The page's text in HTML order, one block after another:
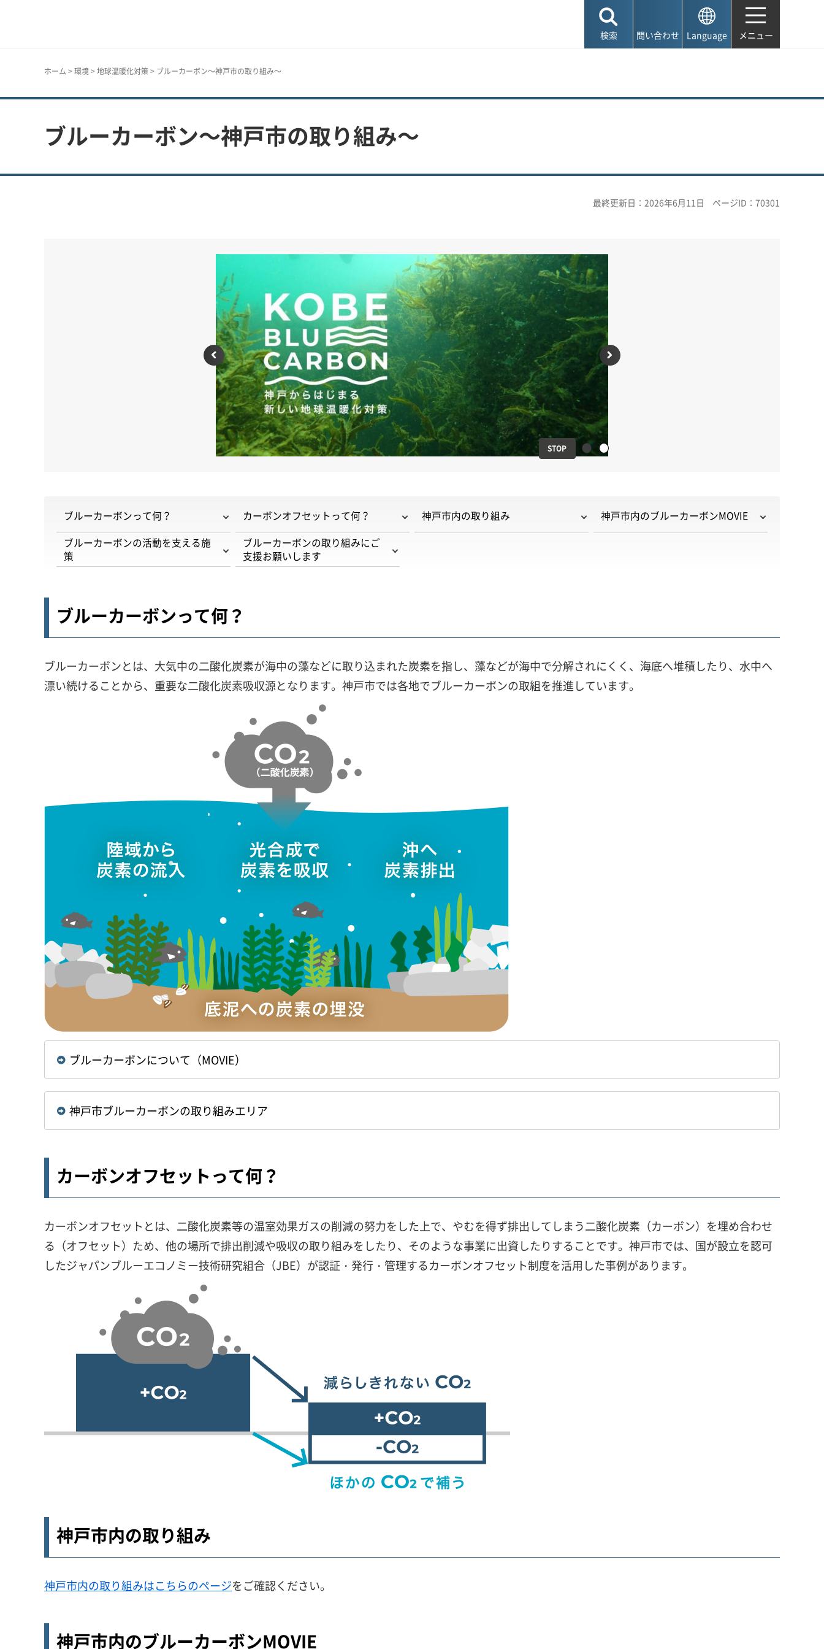
検索 問い合わせ Language メニュー
ホーム > 環境> 地球温暖化対策> ブルーカーボン～神戸市の取り組み～
ブルーカーボン～神戸市の取り組み～
最終更新日：2026年6月11日 ページID：70301
前のスライドを表示
STOP 1番目のスライドを表示
2番目のスライドを表示
ブルーカーボンって何？ カーボンオフセットって何？ 神戸市内の取り組み
神戸市内のブルーカーボンMOVIE
ブルーカーボンの活動を支える施
策
ブルーカーボンの取り組みにご
支援お願いします
ブルーカーボンって何？
ブルーカーボンとは、大気中の二酸化炭素が海中の藻などに取り込まれた炭素を指し、藻などが海中で分解されにくく、海底へ堆積したり、水中へ
漂い続けることから、重要な二酸化炭素吸収源となります。神戸市では各地でブルーカーボンの取組を推進しています。
ブルーカーボンについて（MOVIE）
神戸市ブルーカーボンの取り組みエリア
カーボンオフセットって何？
カーボンオフセットとは、二酸化炭素等の温室効果ガスの削減の努力をした上で、やむを得ず排出してしまう二酸化炭素（カーボン）を埋め合わせ
る（オフセット）ため、他の場所で排出削減や吸収の取り組みをしたり、そのような事業に出資したりすることです。神戸市では、国が設立を認可
したジャパンブルーエコノミー技術研究組合（JBE）が認証・発行・管理するカーボンオフセット制度を活用した事例があります。
神戸市内の取り組み
神戸市内の取り組みはこちらのページをご確認ください。
神戸市内のブルーカーボンMOVIE